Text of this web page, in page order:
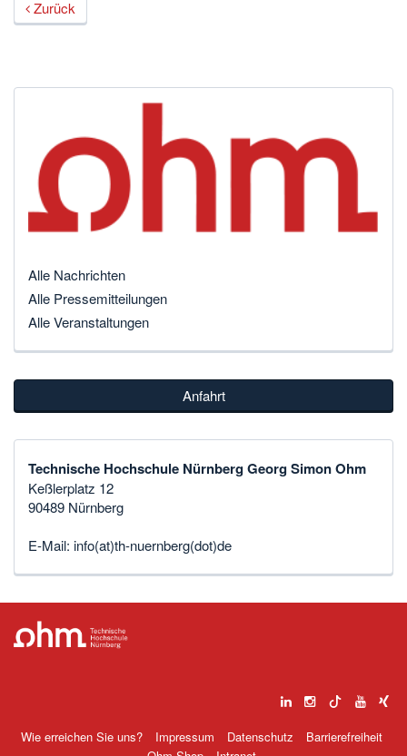
Zurück
Alle Nachrichten
Alle Pressemitteilungen
Alle Veranstaltungen
Anfahrt
Technische Hochschule Nürnberg Georg Simon Ohm
Keßlerplatz 12
90489 Nürnberg
E-Mail: info(at)th-nuernberg(dot)de
Wie erreichen Sie uns? Impressum Datenschutz
Barrierefreiheit